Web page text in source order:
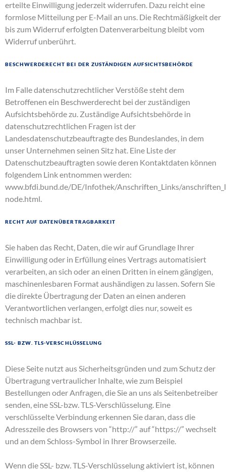
erteilte Einwilligung jederzeit widerrufen. Dazu reicht eine
formlose Mitteilung per E-Mail an uns. Die Rechtmäßigkeit der
bis zum Widerruf erfolgten Datenverarbeitung bleibt vom
Widerruf unberührt.
Beschwerderecht bei der zuständigen Aufsichtsbehörde
Im Falle datenschutzrechtlicher Verstöße steht dem
Betroffenen ein Beschwerderecht bei der zuständigen
Aufsichtsbehörde zu. Zuständige Aufsichtsbehörde in
datenschutzrechtlichen Fragen ist der
Landesdatenschutzbeauftragte des Bundeslandes, in dem
unser Unternehmen seinen Sitz hat. Eine Liste der
Datenschutzbeauftragten sowie deren Kontaktdaten können
folgendem Link entnommen werden:
www.bfdi.bund.de/DE/Infothek/Anschriften_Links/
node.html.
Recht auf Datenübertragbarkeit
Sie haben das Recht, Daten, die wir auf Grundlage Ihrer
Einwilligung oder in Erfüllung eines Vertrags automatisiert
verarbeiten, an sich oder an einen Dritten in einem gängigen,
maschinenlesbaren Format aushändigen zu lassen. Sofern Sie
die direkte Übertragung der Daten an einen anderen
Verantwortlichen verlangen, erfolgt dies nur, soweit es
technisch machbar ist.
SSL- bzw. TLS-Verschlüsselung
Diese Seite nutzt aus Sicherheitsgründen und zum Schutz der
Übertragung vertraulicher Inhalte, wie zum Beispiel
Bestellungen oder Anfragen, die Sie an uns als Seitenbetreiber
senden, eine SSL-bzw. TLS-Verschlüsselung. Eine
verschlüsselte Verbindung erkennen Sie daran, dass die
Adresszeile des Browsers von “http://” auf “https://” wechselt
und an dem Schloss-Symbol in Ihrer Browserzeile.
Wenn die SSL- bzw. TLS-Verschlüsselung aktiviert ist, können